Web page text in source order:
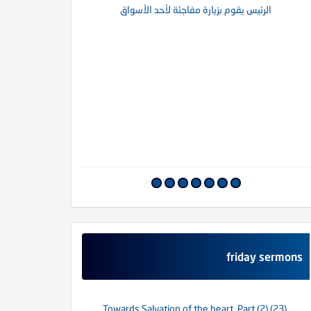
الرئيس يقوم بزيارة مفاجئة لأحد الأسواق
friday sermons